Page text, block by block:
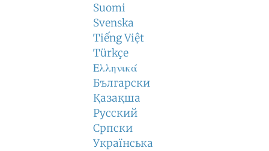
Suomi
Svenska
Tiếng Việt
Türkçe
Ελληνικά
Български
Қазақша
Русский
Српски
Українська